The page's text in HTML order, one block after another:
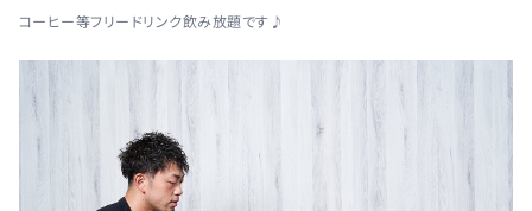
コーヒー等フリードリンク飲み放題です♪